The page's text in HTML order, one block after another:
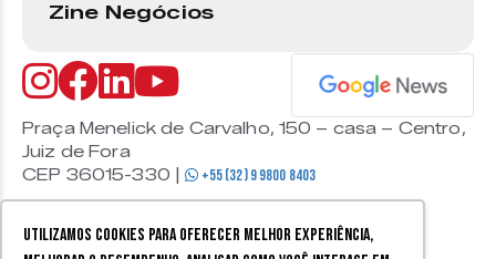
Utilizamos cookies para oferecer melhor experiência,
Zine Negócios
Praça Menelick de Carvalho, 150 – casa – Centro,
Juiz de Fora
CEP 36015-330 |
+55 (32) 9 9800 8403